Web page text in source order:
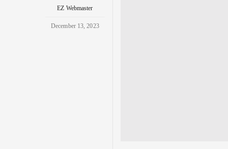
EZ Webmaster
December 13, 2023